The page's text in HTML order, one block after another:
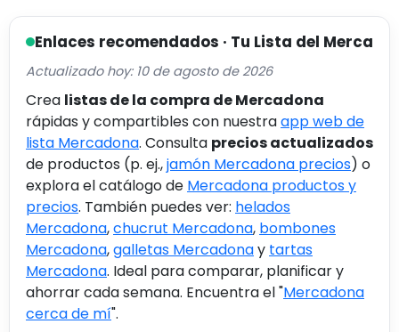
Enlaces recomendados · Tu Lista del Merca
Actualizado hoy: 10 de agosto de 2026
Crea listas de la compra de Mercadona
rápidas y compartibles con nuestraapp web de
lista Mercadona. Consulta precios actualizados
de productos (p. ej.,jamón Mercadona precios) o
explora el catálogo de Mercadona productos y
precios. También puedes ver: helados
Mercadona,chucrut Mercadona, bombones
Mercadona,galletas Mercadonay tartas
Mercadona. Ideal para comparar, planificar y
ahorrar cada semana. Encuentra el "Mercadona
cerca de mí".